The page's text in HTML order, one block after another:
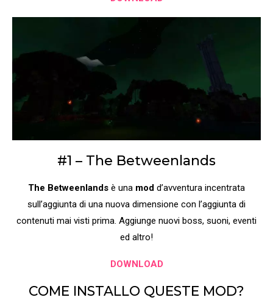
#1 – The Betweenlands
The Betweenlands è una mod d’avventura incentrata
sull’aggiunta di una nuova dimensione con l’aggiunta di
contenuti mai visti prima. Aggiunge nuovi boss, suoni, eventi
ed altro!
DOWNLOAD
COME INSTALLO QUESTE MOD?